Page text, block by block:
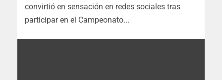
convirtió en sensación en redes sociales tras
participar en el Campeonato...